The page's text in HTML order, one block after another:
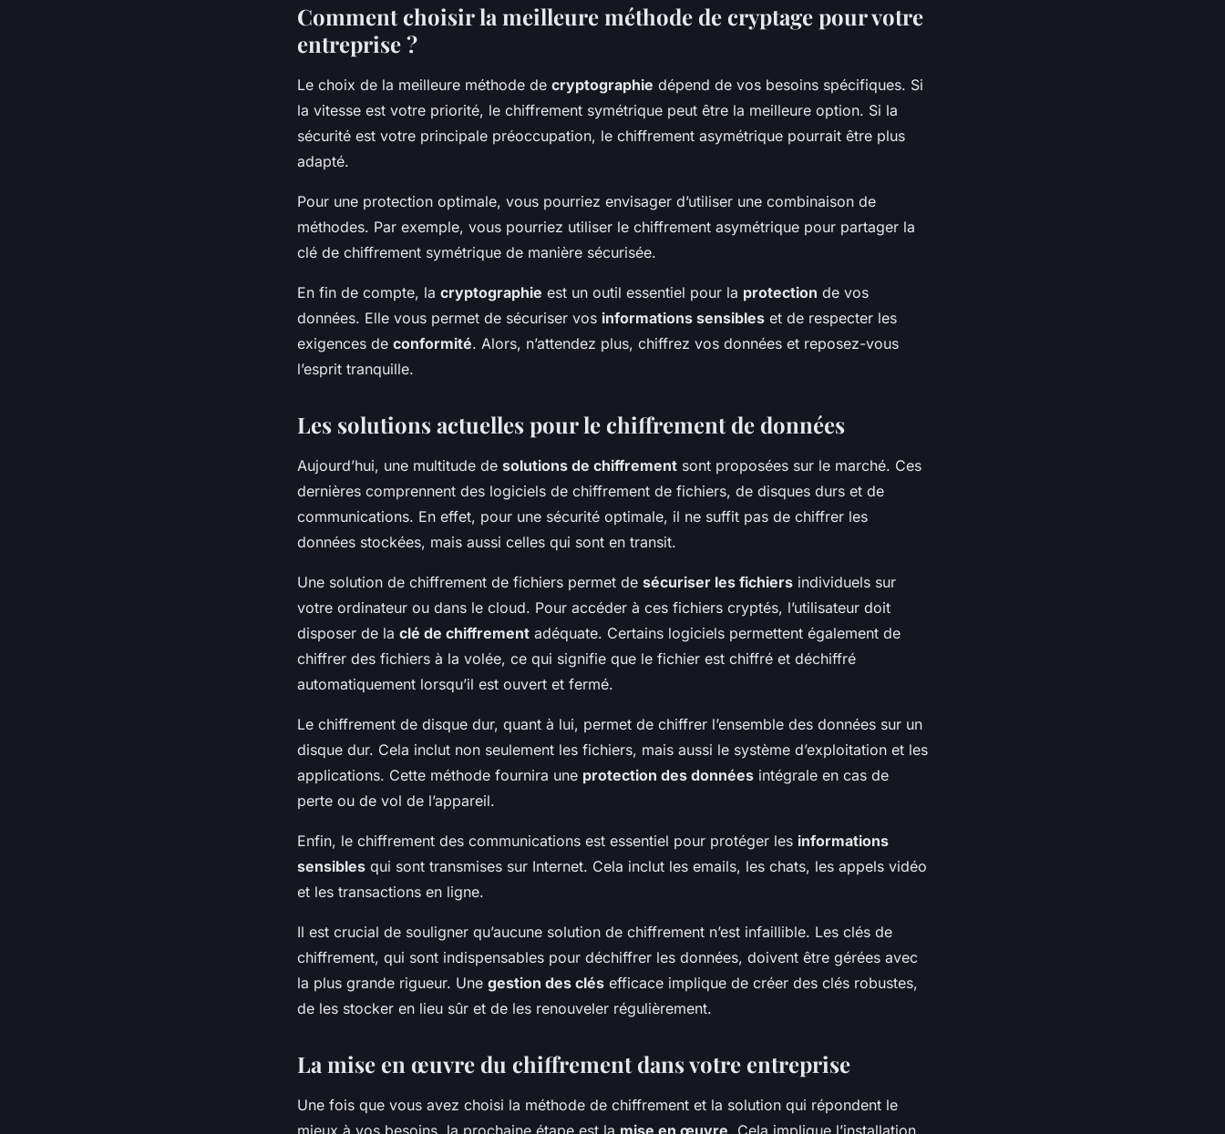
Comment choisir la meilleure méthode de cryptage pour votre
entreprise ?
Le choix de la meilleure méthode de cryptographie dépend de vos besoins spécifiques. Si
la vitesse est votre priorité, le chiffrement symétrique peut être la meilleure option. Si la
sécurité est votre principale préoccupation, le chiffrement asymétrique pourrait être plus
adapté.
Pour une protection optimale, vous pourriez envisager d’utiliser une combinaison de
méthodes. Par exemple, vous pourriez utiliser le chiffrement asymétrique pour partager la
clé de chiffrement symétrique de manière sécurisée.
En fin de compte, la cryptographie est un outil essentiel pour la protection de vos
données. Elle vous permet de sécuriser vos informations sensibles et de respecter les
exigences de conformité. Alors, n’attendez plus, chiffrez vos données et reposez-vous
l’esprit tranquille.
Les solutions actuelles pour le chiffrement de données
Aujourd’hui, une multitude de solutions de chiffrement sont proposées sur le marché. Ces
dernières comprennent des logiciels de chiffrement de fichiers, de disques durs et de
communications. En effet, pour une sécurité optimale, il ne suffit pas de chiffrer les
données stockées, mais aussi celles qui sont en transit.
Une solution de chiffrement de fichiers permet de sécuriser les fichiers individuels sur
votre ordinateur ou dans le cloud. Pour accéder à ces fichiers cryptés, l’utilisateur doit
disposer de la clé de chiffrement adéquate. Certains logiciels permettent également de
chiffrer des fichiers à la volée, ce qui signifie que le fichier est chiffré et déchiffré
automatiquement lorsqu’il est ouvert et fermé.
Le chiffrement de disque dur, quant à lui, permet de chiffrer l’ensemble des données sur un
disque dur. Cela inclut non seulement les fichiers, mais aussi le système d’exploitation et les
applications. Cette méthode fournira une protection des données intégrale en cas de
perte ou de vol de l’appareil.
Enfin, le chiffrement des communications est essentiel pour protéger les informations
sensibles qui sont transmises sur Internet. Cela inclut les emails, les chats, les appels vidéo
et les transactions en ligne.
Il est crucial de souligner qu’aucune solution de chiffrement n’est infaillible. Les clés de
chiffrement, qui sont indispensables pour déchiffrer les données, doivent être gérées avec
la plus grande rigueur. Une gestion des clés efficace implique de créer des clés robustes,
de les stocker en lieu sûr et de les renouveler régulièrement.
La mise en œuvre du chiffrement dans votre entreprise
Une fois que vous avez choisi la méthode de chiffrement et la solution qui répondent le
mieux à vos besoins, la prochaine étape est la mise en œuvre . Cela implique l’installation